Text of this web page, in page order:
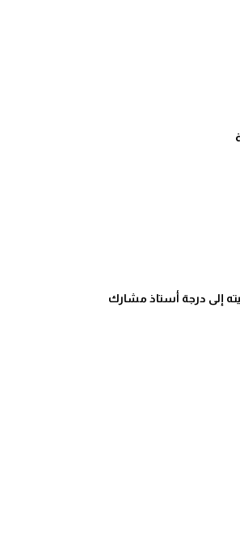
إلى درجة أستاذ مشارك